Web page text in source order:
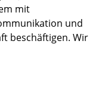
mit
und
beschäftigen. Wir